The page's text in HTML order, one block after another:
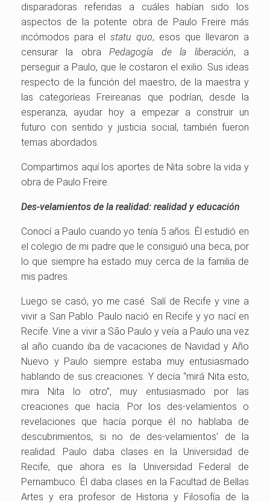
disparadoras referidas a cuáles habían sido los
aspectos de la potente obra de Paulo Freire más
incómodos para el statu quo, esos que llevaron a
censurar la obraPedagogía de la liberación, a
perseguir a Paulo, que le costaron el exilio. Sus ideas
respecto de la función del maestro, de la maestra y
las categoríeas Freireanas que podrían, desde la
esperanza, ayudar hoy a empezar a construir un
futuro con sentido y justicia social, también fueron
temas abordados.
Compartimos aquí los aportes de Nita sobre la vida y
obra de Paulo Freire.
Des-velamientos de la realidad: realidad y educación
Conocí a Paulo cuando yo tenía 5 años. Él estudió en
el colegio de mi padre que le consiguió una beca, por
lo que siempre ha estado muy cerca de la familia de
mis padres.
Luego se casó, yo me casé. Salí de Recife y vine a
vivir a San Pablo. Paulo nació en Recife y yo nací en
Recife. Vine a vivir a São Paulo y veía a Paulo una vez
al año cuando iba de vacaciones de Navidad y Año
Nuevo y Paulo siempre estaba muy entusiasmado
hablando de sus creaciones. Y decía “mirá Nita esto,
mira Nita lo otro”, muy entusiasmado por las
creaciones que hacía. Por los des-velamientos o
revelaciones que hacía porque él no hablaba de
descubrimientos, si no de des-velamientos’ de la
realidad. Paulo daba clases en la Universidad de
Recife, que ahora es la Universidad Federal de
Pernambuco. Él daba clases en la Facultad de Bellas
Artes y era profesor de Historia y Filosofía de la